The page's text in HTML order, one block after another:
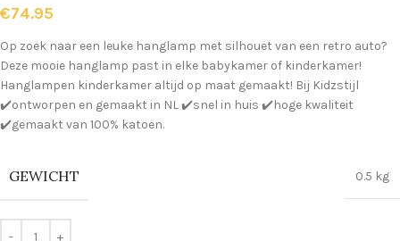
€74.95
Op zoek naar een leuke hanglamp met silhouet van een retro auto?
Deze mooie hanglamp past in elke babykamer of kinderkamer!
Hanglampen kinderkamer altijd op maat gemaakt! Bij Kidzstijl
✔️ontworpen en gemaakt in NL ✔️snel in huis ✔️hoge kwaliteit
✔️gemaakt van 100% katoen.
GEWICHT 0.5 kg